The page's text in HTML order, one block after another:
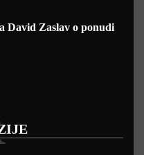
David Zaslav o ponudi